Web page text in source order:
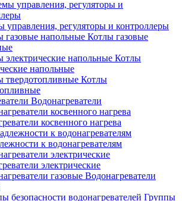
управления, регуляторы и контроллеры
Котлы газовые
Котлы
напольные
Котлы
Водонагреватели
косвенного нагрева
к водонагревателям
электрические
Водонагреватели
Группы